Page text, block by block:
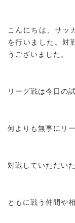
こんにちは、サッ
を行いました。対
うございました。
リーグ戦は今日の
何よりも無事にリ
対戦していただい
ともに戦う仲間や